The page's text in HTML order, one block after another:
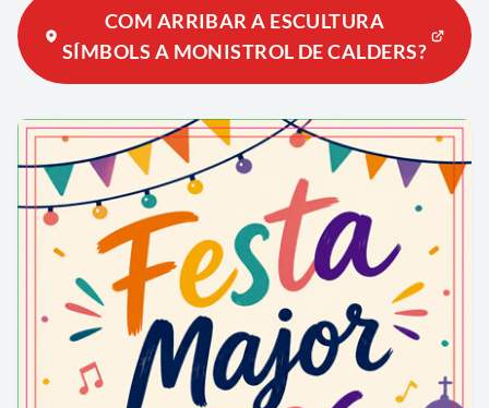
COM ARRIBAR A ESCULTURA
SÍMBOLS A MONISTROL DE CALDERS?